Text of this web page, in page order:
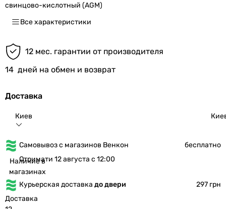
свинцово-кислотный (AGM)
Все характеристики
12 мес. гарантии от производителя
14 дней на обмен и возврат
Доставка
Киев
Самовывоз с магазинов Венкон
бесплатно
Наличие в
магазинах
Отримати 12 августа с 12:00
Курьерская доставка до двери
297 грн
Доставка